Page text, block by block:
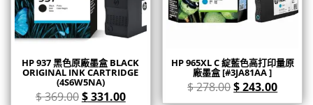
HP 937 黑色原廠墨盒 BLACK
ORIGINAL INK CARTRIDGE
(4S6W5NA)
$369.00$331.00
HP 965XL C 綻藍色高打印量原
廠墨盒 [#3JA81AA ]
$278.00$243.00